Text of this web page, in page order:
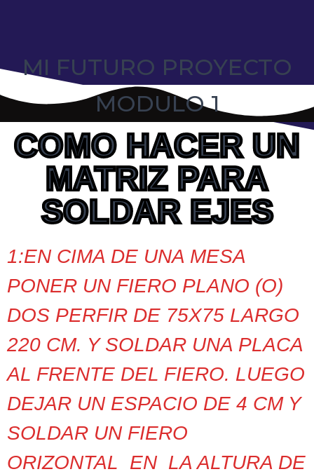
MI FUTURO PROYECTO
MODULO 1
COMO HACER UN
MATRIZ PARA
SOLDAR EJES
1:EN CIMA DE UNA MESA
PONER UN FIERO PLANO (O)
DOS PERFIR DE 75X75 LARGO
220 CM. Y SOLDAR UNA PLACA
AL FRENTE DEL FIERO. LUEGO
DEJAR UN ESPACIO DE 4 CM Y
SOLDAR UN FIERO
ORIZONTAL EN LA ALTURA DE